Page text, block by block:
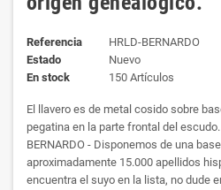
Referencia
HRLD-BERNARDO
Estado
Nuevo
En stock
150 Artículos
El llavero es de metal cosido sobre
pegatina en la parte frontal del
BERNARDO - Disponemos de una
aproximadamente 15.000 apellidos
encuentra el suyo en la lista, no dude